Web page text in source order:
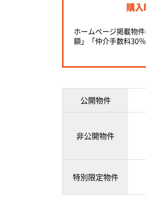
購
ホームページ掲載物
額」「仲介手数料30
公開物件
非公開物件
特別限定物件